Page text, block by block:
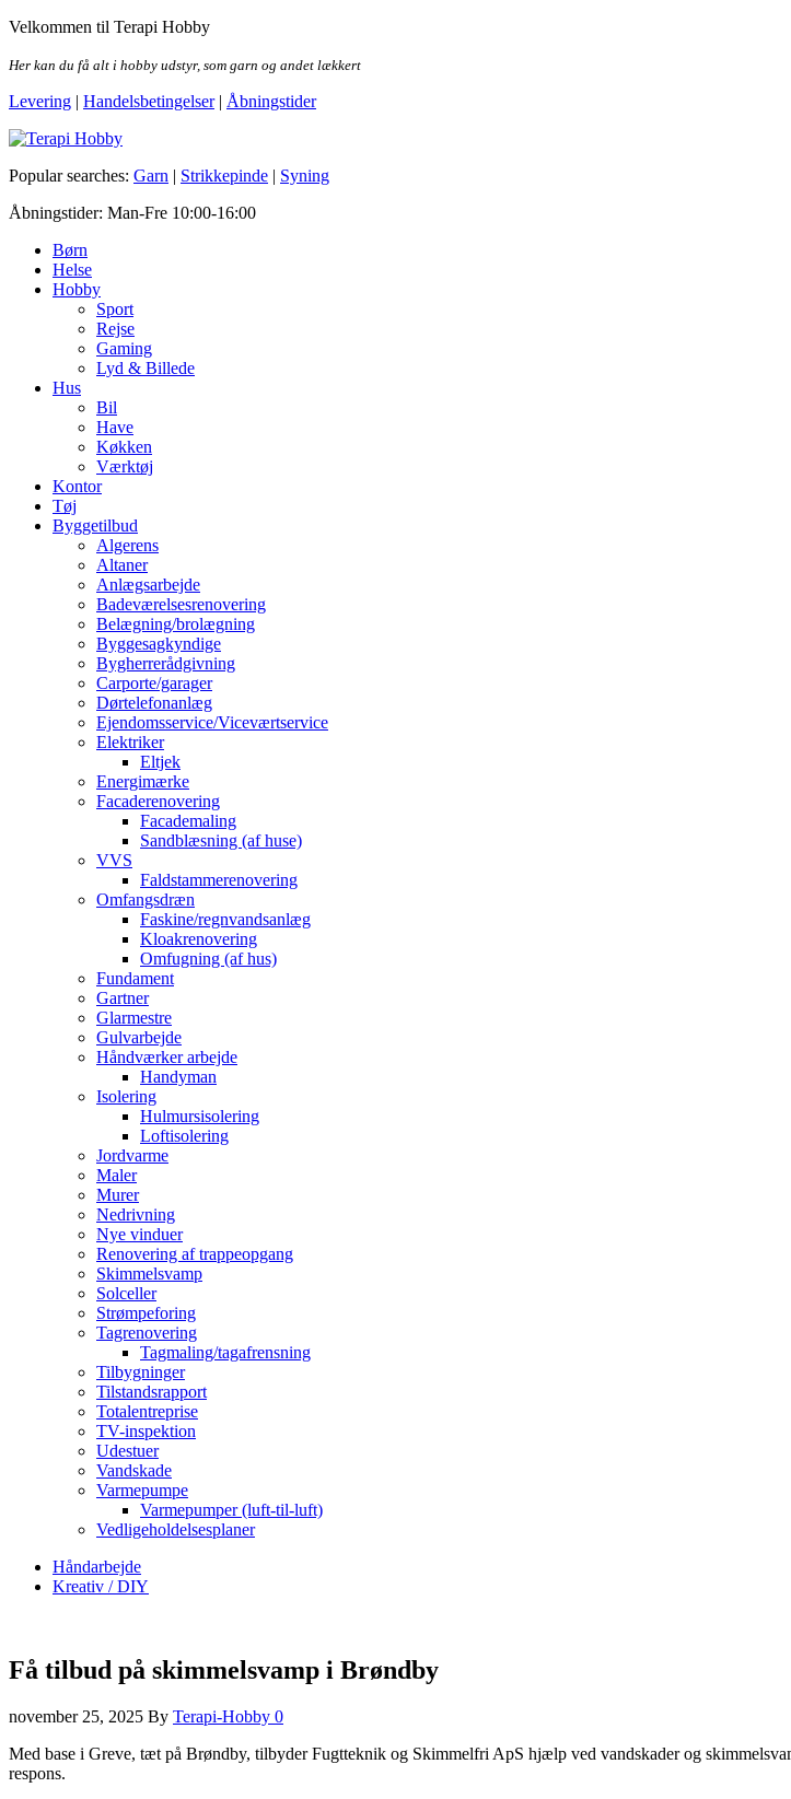
Skip
the
Velkommen til Terapi Hobby
Her kan du få alt i hobby udstyr, som garn og andet lækkert
Levering | Handelsbetingelser| Åbningstider
Terapi Hobby
Popular searches: Garn | Strikkepinde | Syning
Åbningstider: Man-Fre 10:00-16:00
Børn
Helse
Hobby
Sport
Rejse
Gaming
Lyd & Billede
Hus
Bil
Have
Køkken
Værktøj
Kontor
Tøj
Byggetilbud
Algerens
Altaner
Anlægsarbejde
Badeværelsesrenovering
Belægning/brolægning
Byggesagkyndige
Bygherrerådgivning
Carporte/garager
Dørtelefonanlæg
Ejendomsservice/Viceværtservice
Elektriker
Eltjek
Energimærke
Facaderenovering
Facademaling
Sandblæsning (af huse)
VVS
Faldstammerenovering
Omfangsdræn
Faskine/regnvandsanlæg
Kloakrenovering
Omfugning (af hus)
Fundament
Gartner
Glarmestre
Gulvarbejde
Håndværker arbejde
Handyman
Isolering
Hulmursisolering
Loftisolering
Jordvarme
Maler
Murer
Nedrivning
Nye vinduer
Renovering af trappeopgang
Skimmelsvamp
Solceller
Strømpeforing
Tagrenovering
Tagmaling/tagafrensning
Tilbygninger
Tilstandsrapport
Totalentreprise
TV-inspektion
Udestuer
Vandskade
Varmepumpe
Varmepumper (luft-til-luft)
Vedligeholdelsesplaner
Håndarbejde
Kreativ / DIY
Få tilbud på skimmelsvamp i Brøndby
november 25, 2025 By Terapi-Hobby 0
Med base i Greve, tæt på Brøndby, tilbyder Fugtteknik og Skimmelfri ApS hjælp ved vandskader og
respons.